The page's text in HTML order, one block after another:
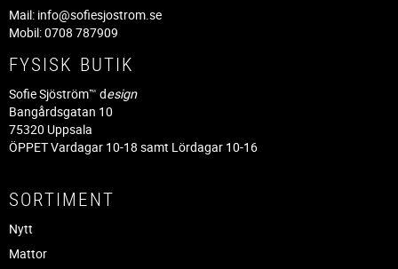
Mail: info@sofiesjostrom.se
Mobil: 0708 787909
FYSISK BUTIK
Sofie Sjöström™ design
Bangårdsgatan 10
75320 Uppsala
ÖPPET Vardagar 10-18 samt Lördagar 10-16
SORTIMENT
Nytt
Mattor